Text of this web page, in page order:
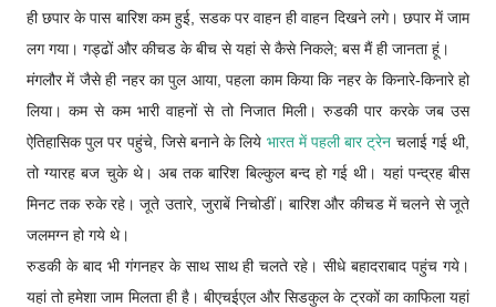
ही छपार के पास बारिश कम हुई, सडक पर वाहन ही वाहन दिखने लगे। छपार में जाम
लग गया। गड्ढों और कीचड के बीच से यहां से कैसे निकले; बस मैं ही जानता हूं।
मंगलौर में जैसे ही नहर का पुल आया, पहला काम किया कि नहर के किनारे-किनारे हो
लिया। कम से कम भारी वाहनों से तो निजात मिली। रुडकी पार करके जब उस
ऐतिहासिक पुल पर पहुंचे, जिसे बनाने के लिये भारत में पहली बार ट्रेन चलाई गई थी,
तो ग्यारह बज चुके थे। अब तक बारिश बिल्कुल बन्द हो गई थी। यहां पन्द्रह बीस
मिनट तक रुके रहे। जूते उतारे, जुराबें निचोडीं। बारिश और कीचड में चलने से जूते
जलमग्न हो गये थे।
रुडकी के बाद भी गंगनहर के साथ साथ ही चलते रहे। सीधे बहादराबाद पहुंच गये।
यहां तो हमेशा जाम मिलता ही है। बीएचईएल और सिडकुल के ट्रकों का काफिला यहां